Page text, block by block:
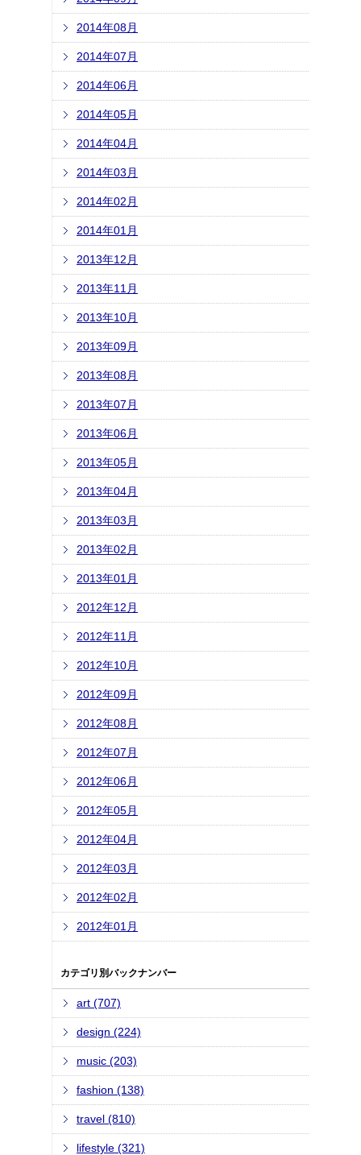
2014年08月
2014年07月
2014年06月
2014年05月
2014年04月
2014年03月
2014年02月
2014年01月
2013年12月
2013年11月
2013年10月
2013年09月
2013年08月
2013年07月
2013年06月
2013年05月
2013年04月
2013年03月
2013年02月
2013年01月
2012年12月
2012年11月
2012年10月
2012年09月
2012年08月
2012年07月
2012年06月
2012年05月
2012年04月
2012年03月
2012年02月
2012年01月
カテゴリ別バックナンバー
art (707)
design (224)
music (203)
fashion (138)
travel (810)
lifestyle (321)